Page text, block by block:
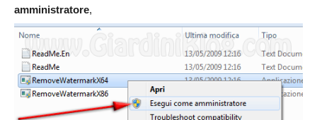
amministratore,